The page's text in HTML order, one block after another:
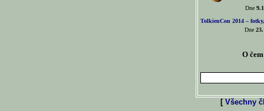
Dne
TolkienCon 2014 –
Dne
O
[ Všechny